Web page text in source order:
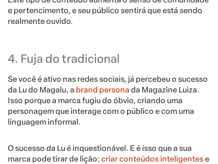
e pertencimento, e seu público sentirá que está sendo
realmente ouvido.
4. Fuja do tradicional
Se você é ativo nas redes sociais, já percebeu o sucesso
da Lu do Magalu, a brand persona da Magazine Luiza.
Isso porque a marca fugiu do óbvio, criando uma
personagem que interage com o público e com uma
linguagem informal.
O sucesso da Lu é inquestionável. E é isso que a sua
marca pode tirar de lição: criar conteúdos inteligentese